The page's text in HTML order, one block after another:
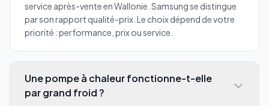
service après-vente en Wallonie. Samsung se distingue
par son rapport qualité-prix. Le choix dépend de votre
priorité : performance, prix ou service.
Une pompe à chaleur fonctionne-t-elle
par grand froid ?